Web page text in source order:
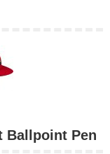
Ballpoint Pen